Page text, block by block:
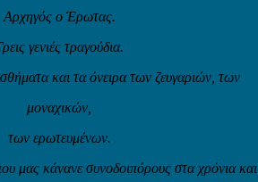
Αρχηγός ο Έρωτας.
γενιές τραγούδια.
και τα όνειρα των ζευγαριών, των
μοναχικών,
των ερωτευμένων.
μας κάνανε συνοδοιπόρους στα χρόνια και